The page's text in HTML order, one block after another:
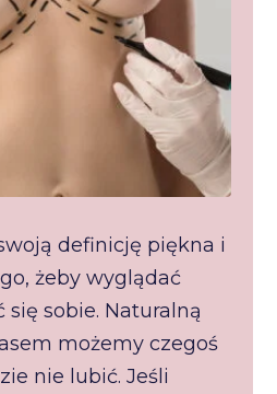
definicję piękna i
żeby wyglądać
sobie. Naturalną
możemy czegoś
nie lubić. Jeśli